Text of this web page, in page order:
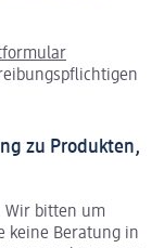
zu Produkten,
Wir bitten um
keine Beratung in